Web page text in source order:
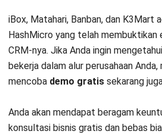
Apa perbedaan antara
customer loyalty?
Bagaimana kualitas merek
mempengaruhi loyalitas